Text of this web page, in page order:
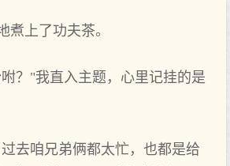
煮上了功夫茶。
？"我直入主题，心里记挂的是
去咱兄弟俩都太忙，也都是给